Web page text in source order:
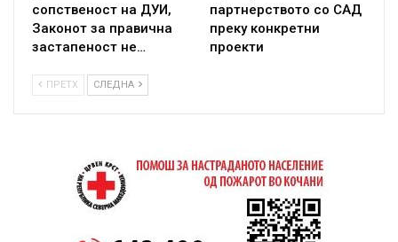
сопственост на ДУИ,
Законот за правична
застапеност не…
партнерството со САД
преку конкретни
проекти
ПРЕТХ СЛЕДНА